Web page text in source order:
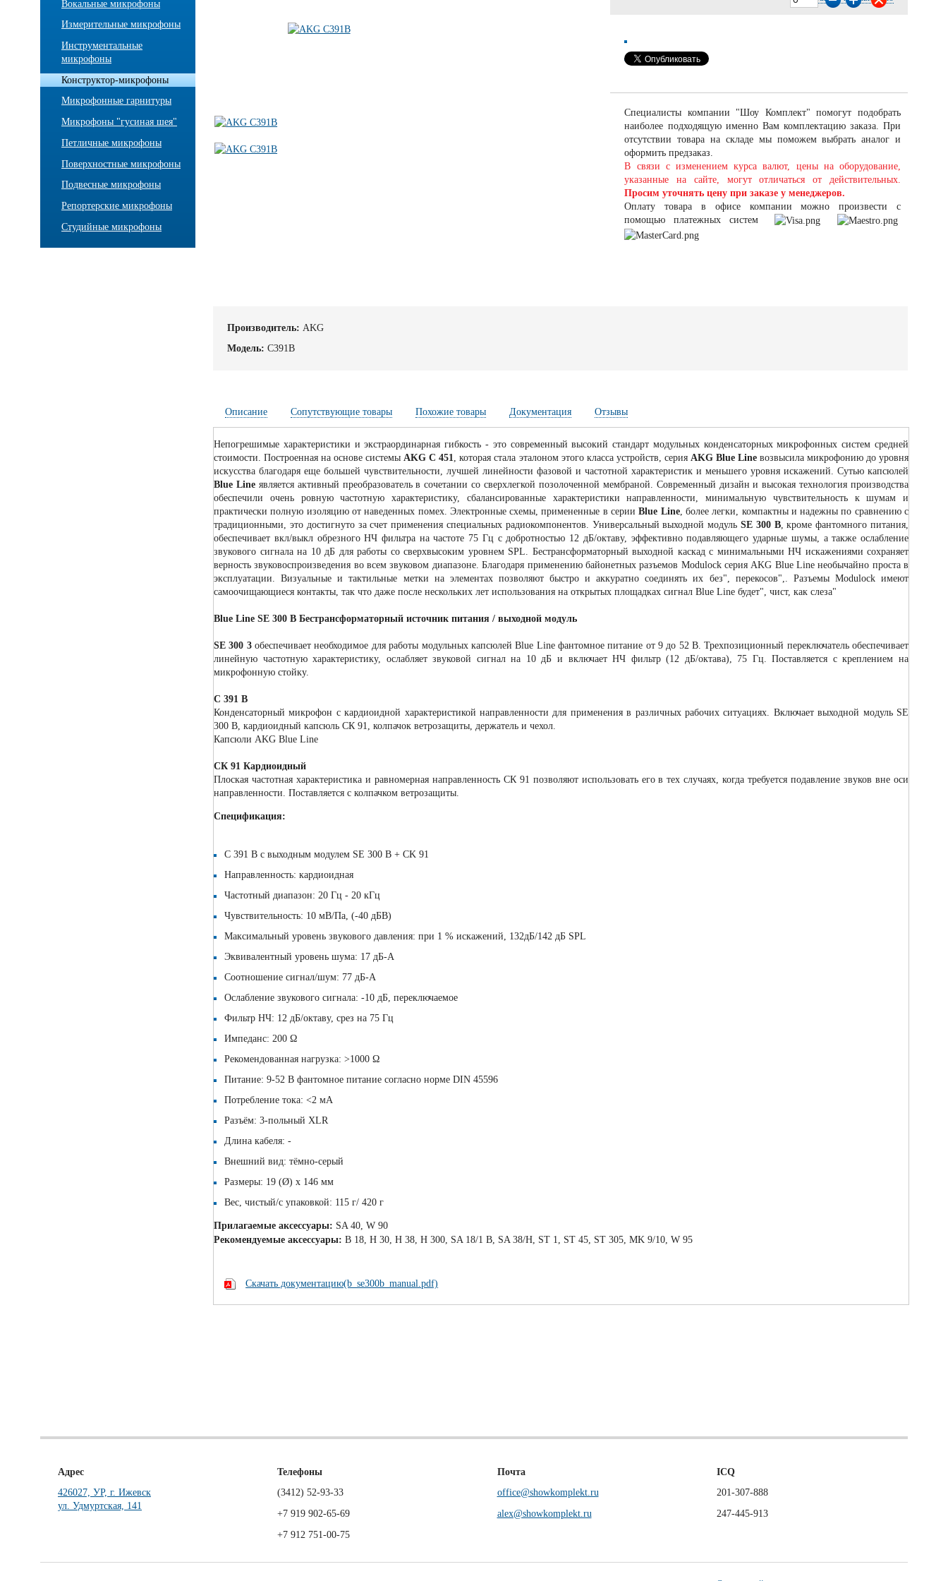
Вокальные микрофоны
Измерительные микрофоны
Инструментальные
микрофоны
Конструктор-микрофоны
Микрофонные гарнитуры
Микрофоны "гусиная шея"
Петличные микрофоны
Поверхностные микрофоны
Подвесные микрофоны
Репортерские микрофоны
Студийные микрофоны
Специалисты компании "Шоу Комплект" помогут подобрать
наиболее подходящую именно Вам комплектацию заказа. При
отсутствии товара на складе мы поможем выбрать аналог и
оформить предзаказ.
В связи с изменением курса валют, цены на оборудование,
указанные на сайте, могут отличаться от действительных.
Просим уточнять цену при заказе у менеджеров.
Оплату товара в офисе компании можно произвести с
помощью платежных систем
Производитель: AKG
Модель: C391B
Описание Сопутствующие товары Похожие товары Документация Отзывы
Непогрешимые характеристики и экстраординарная гибкость - это современный высокий стандарт модульных конденсаторных микрофонных систем средней
стоимости. Построенная на основе системыAKG С 451, которая стала эталоном этого класса устройств, серия AKG Blue Lineвозвысила микрофонию до уровня
искусства благодаря еще большей чувствительности, лучшей линейности фазовой и частотной характеристик и меньшего уровня искажений. Сутью капсюлей
Blue Line является активный преобразователь в сочетании со сверхлегкой позолоченной мембраной. Современный дизайн и высокая технология производства
обеспечили очень ровную частотную характеристику, сбалансированные характеристики направленности, минимальную чувствительность к шумам и
практически полную изоляцию от наведенных помех. Электронные схемы, примененные в серииBlue Line, более легки, компактны и надежны по сравнению с
традиционными, это достигнуто за счет применения специальных радиокомпонентов. Универсальный выходной модуль SE 300 В, кроме фантомного питания,
обеспечивает вкл/выкл обрезного НЧ фильтра на частоте 75 Гц с добротностью 12 дБ/октаву, эффективно подавляющего ударные шумы, а также ослабление
звукового сигнала на 10 дБ для работы со сверхвысоким уровнем SPL. Бестрансформаторный выходной каскад с минимальными НЧ искажениями сохраняет
верность звуковоспроизведения во всем звуковом диапазоне. Благодаря применению байонетных разъемов Modulock серия AKG Blue Line необычайно проста в
эксплуатации. Визуальные и тактильные метки на элементах позволяют быстро и аккуратно соединять их без", перекосов",. Разъемы Modulock имеют
самоочищающиеся контакты, так что даже после нескольких лет использования на открытых площадках сигнал Blue Line будет", чист, как слеза"
Blue Line SE 300 В Бестрансформаторный источник питания / выходной модуль
SE 300 3обеспечивает необходимое для работы модульных капсюлей Blue Line фантомное питание от 9 до 52 В. Трехпозиционный переключатель обеспечивает
линейную частотную характеристику, ослабляет звуковой сигнал на 10 дБ и включает НЧ фильтр (12 дБ/октава), 75 Гц. Поставляется с креплением на
микрофонную стойку.
С 391 В
Конденсаторный микрофон с кардиоидной характеристикой направленности для применения в различных рабочих ситуациях. Включает выходной модуль SE
300 В, кардиоидный капсюль СК 91, колпачок ветрозащиты, держатель и чехол.
Капсюли AKG Blue Line
СК 91 Кардиоидный
Плоская частотная характеристика и равномерная направленность СК 91 позволяют использовать его в тех случаях, когда требуется подавление звуков вне оси
направленности. Поставляется с колпачком ветрозащиты.
Спецификация:
C 391 B c выходным модулем SE 300 B + CK 91
Направленность: кардиоидная
Частотный диапазон: 20 Гц - 20 кГц
Чувствительность: 10 мВ/Па, (-40 дБВ)
Максимальный уровень звукового давления: при 1 % искажений, 132дБ/142 дБ SPL
Эквивалентный уровень шума: 17 дБ-А
Соотношение сигнал/шум: 77 дБ-А
Ослабление звукового сигнала: -10 дБ, переключаемое
Фильтр НЧ: 12 дБ/октаву, срез на 75 Гц
Импеданс: 200 Ω
Рекомендованная нагрузка: >1000 Ω
Питание: 9-52 В фантомное питание согласно норме DIN 45596
Потребление тока: <2 мА
Разъём: 3-польный XLR
Длина кабеля: -
Внешний вид: тёмно-серый
Размеры: 19 (Ø) х 146 мм
Вес, чистый/с упаковкой: 115 г/ 420 г
Прилагаемые аксессуары: SA 40, W 90
Рекомендуемые аксессуары: B 18, H 30, H 38, H 300, SA 18/1 B, SA 38/H, ST 1, ST 45, ST 305, MK 9/10, W 95
Скачать документацию(b_se300b_manual.pdf)
Адрес
426027, УР, г. Ижевск
ул. Удмуртская, 141
Телефоны
(3412) 52-93-33
+7 919 902-65-69
+7 912 751-00-75
Почта
office@showkomplekt.ru
alex@showkomplekt.ru
ICQ
201-307-888
247-445-913